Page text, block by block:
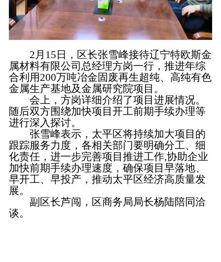
2月15日，区长张雪峰接待辽宁特欧斯金
属材料有限公司总经理方岗一行，推进年综
合利用200万吨冶金固废再生超纯、高纯有色
金属生产基地及金属研究院项目。
会上，方岗详细介绍了项目进展情况。
随后双方围绕加快项目开工前期手续办理等
进行深入探讨。
张雪峰表示，太平区将持续加大项目的
跟踪服务力度，各相关部门要明确分工、细
化责任，进一步完善项目推进工作,协助企业
加快前期手续办理速度，确保项目早落地、
早开工、早投产，推动太平区经济高质量发
展。
副区长芦闯，区商务局局长杨陆陪同洽
谈。